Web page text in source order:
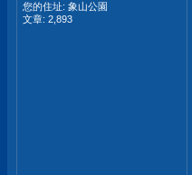
您的住址: 象山公園
文章: 2,893